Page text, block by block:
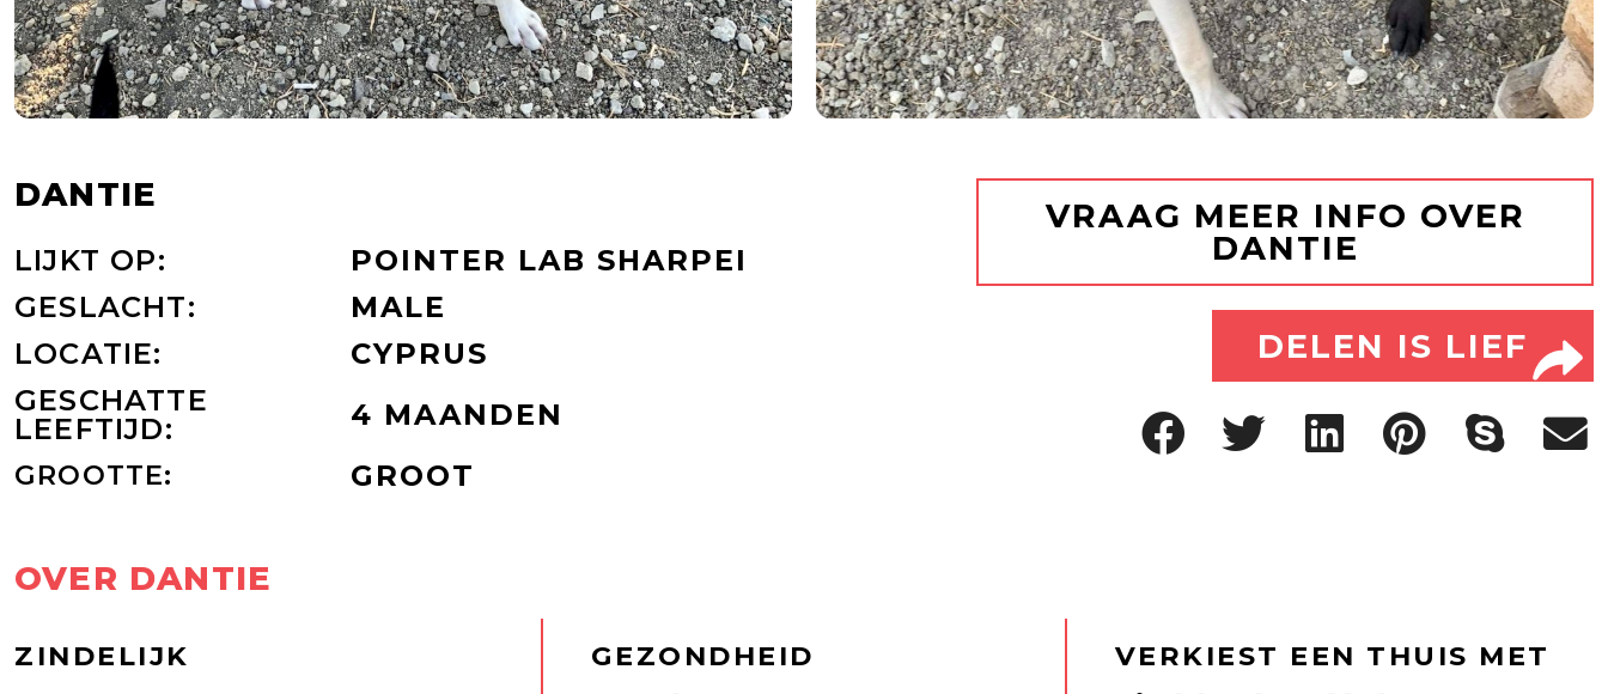
DANTIE
LIJKT OP:
GESLACHT:
LOCATIE:
GESCHATTE
LEEFTIJD:
GROOTTE:
POINTER LAB SHARPEI
MALE
CYPRUS
4 MAANDEN
GROOT
VRAAG MEER INFO OVER
DANTIE
DELEN IS LIEF
OVER DANTIE
ZINDELIJK GEZONDHEID VERKIEST EEN THUIS MET